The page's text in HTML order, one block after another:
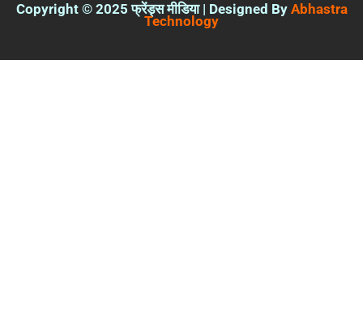
Copyright © 2025 फ्रेंड्स मीडिया | Designed By Abhastra
Technology